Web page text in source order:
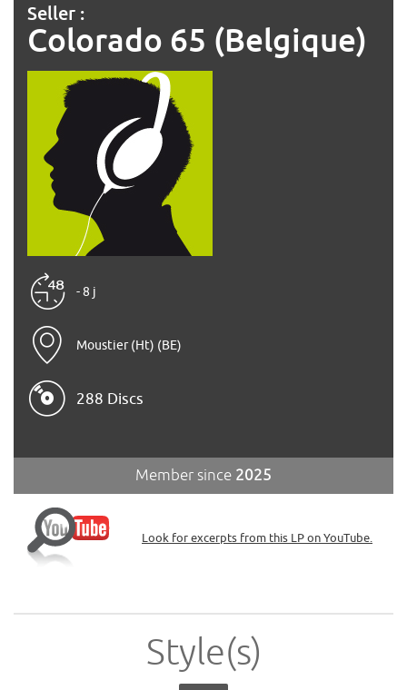
Seller :
Colorado 65 (Belgique)
- 8 j
Moustier (Ht) (BE)
288 Discs
Member since 2025
Look for excerpts from this LP on YouTube.
Style(s)